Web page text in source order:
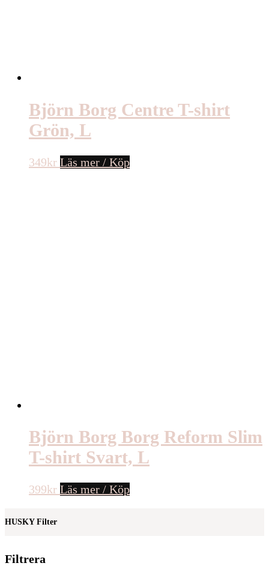
Björn Borg Centre T-shirt
Grön, L
349kr Läs mer / Köp
Björn Borg Borg Reform Slim
T-shirt Svart, L
399kr Läs mer / Köp
HUSKY Filter
Filtrera